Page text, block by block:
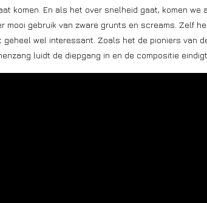
komen. En als het over snelheid gaat, komen we
mooi gebruik van zware grunts en screams. Zelf
geheel wel interessant. Zoals het de pioniers van
luidt de diepgang in en de compositie